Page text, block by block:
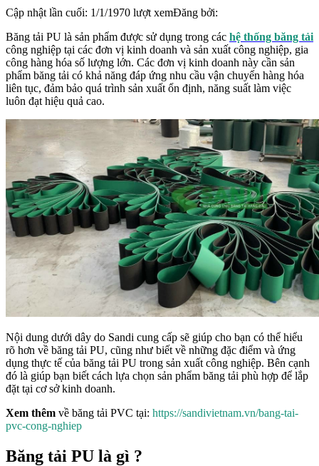
Cập nhật lần cuối: 1/1/1970 lượt xemĐăng bởi:
Băng tải PU là sản phẩm được sử dụng trong các hệ thống băng tải
công nghiệp tại các đơn vị kinh doanh và sản xuất công nghiệp, gia
công hàng hóa số lượng lớn. Các đơn vị kinh doanh này cần sản
phẩm băng tải có khả năng đáp ứng nhu cầu vận chuyển hàng hóa
liên tục, đảm bảo quá trình sản xuất ổn định, năng suất làm việc
luôn đạt hiệu quả cao.
Nội dung dưới dây do Sandi cung cấp sẽ giúp cho bạn có thể hiểu
rõ hơn về băng tải PU, cũng như biết về những đặc điểm và ứng
dụng thực tế của băng tải PU trong sản xuất công nghiệp. Bên cạnh
đó là giúp bạn biết cách lựa chọn sản phẩm băng tải phù hợp để lắp
đặt tại cơ sở kinh doanh.
Xem thêm về băng tải PVC tại: https://sandivietnam.vn/bang-tai-
pvc-cong-nghiep
Băng tải PU là gì ?